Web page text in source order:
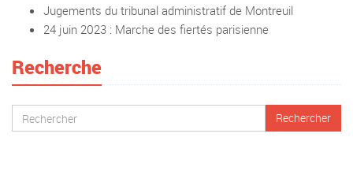
Jugements du tribunal administratif de Montreuil
24 juin 2023 : Marche des fiertés parisienne
Recherche